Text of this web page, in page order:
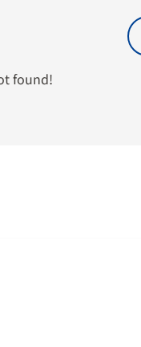
found!